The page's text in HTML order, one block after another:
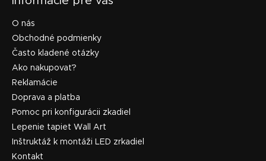
O nás
Obchodné podmienky
Často kladené otázky
Ako nakupovať?
Reklamácie
Doprava a platba
Pomoc pri konfigurácii zkadiel
Lepenie tapiet Wall Art
Inštruktáž k montáži LED zrkadiel
Kontakt